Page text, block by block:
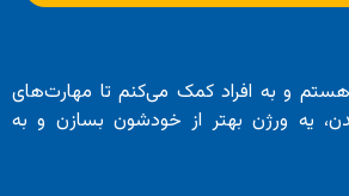
و به افراد کمک می‌کنم تا مهارت‌های
یه ورژن بهتر از خودشون بسازن و به